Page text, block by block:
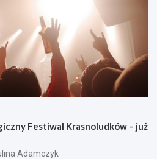
Festiwal Krasnoludków – już
Adamczyk